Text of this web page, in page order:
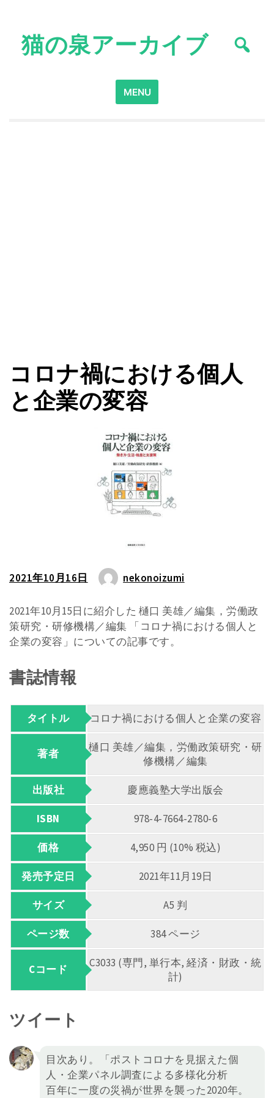
content猫の泉アーカイブ
Search
for:
MENU
コロナ禍における個人
と企業の変容
2021年10月16日 nekonoizumi
2021年10月15日に紹介した 樋口 美雄／編集，労働政
策研究・研修機構／編集 「コロナ禍における個人と
企業の変容」についての記事です。
書誌情報
タイトル コロナ禍における個人と企業の変容
著者
樋口 美雄／編集，労働政策研究・研
修機構／編集
出版社 慶應義塾大学出版会
ISBN 978-4-7664-2780-6
価格 4,950 円 (10% 税込)
発売予定日 2021年11月19日
サイズ A5 判
ページ数 384 ページ
Cコード
C3033 (専門, 単行本, 経済・財政・統
計)
ツイート
目次あり。「ポストコロナを見据えた個
人・企業パネル調査による多様化分析
百年に一度の災禍が世界を襲った2020年。